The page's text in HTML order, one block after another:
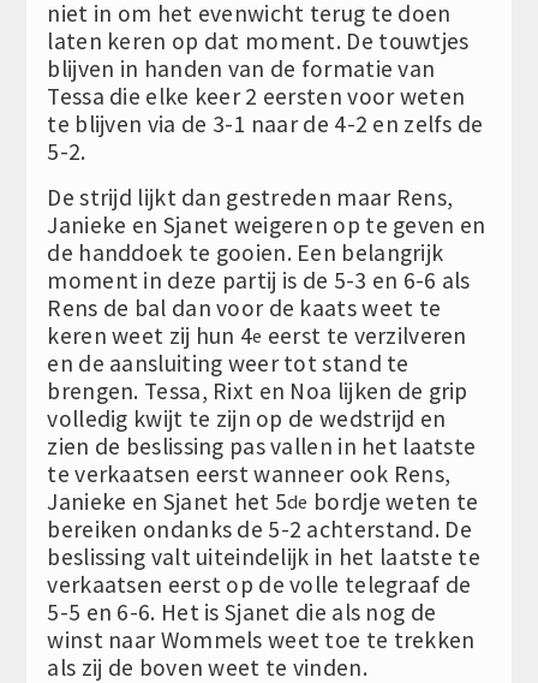
niet in om het evenwicht terug te doen
laten keren op dat moment. De touwtjes
blijven in handen van de formatie van
Tessa die elke keer 2 eersten voor weten
te blijven via de 3-1 naar de 4-2 en zelfs de
5-2.
De strijd lijkt dan gestreden maar Rens,
Janieke en Sjanet weigeren op te geven en
de handdoek te gooien. Een belangrijk
moment in deze partij is de 5-3 en 6-6 als
Rens de bal dan voor de kaats weet te
keren weet zij hun 4e eerst te verzilveren
en de aansluiting weer tot stand te
brengen. Tessa, Rixt en Noa lijken de grip
volledig kwijt te zijn op de wedstrijd en
zien de beslissing pas vallen in het laatste
te verkaatsen eerst wanneer ook Rens,
Janieke en Sjanet het 5de bordje weten te
bereiken ondanks de 5-2 achterstand. De
beslissing valt uiteindelijk in het laatste te
verkaatsen eerst op de volle telegraaf de
5-5 en 6-6. Het is Sjanet die als nog de
winst naar Wommels weet toe te trekken
als zij de boven weet te vinden.